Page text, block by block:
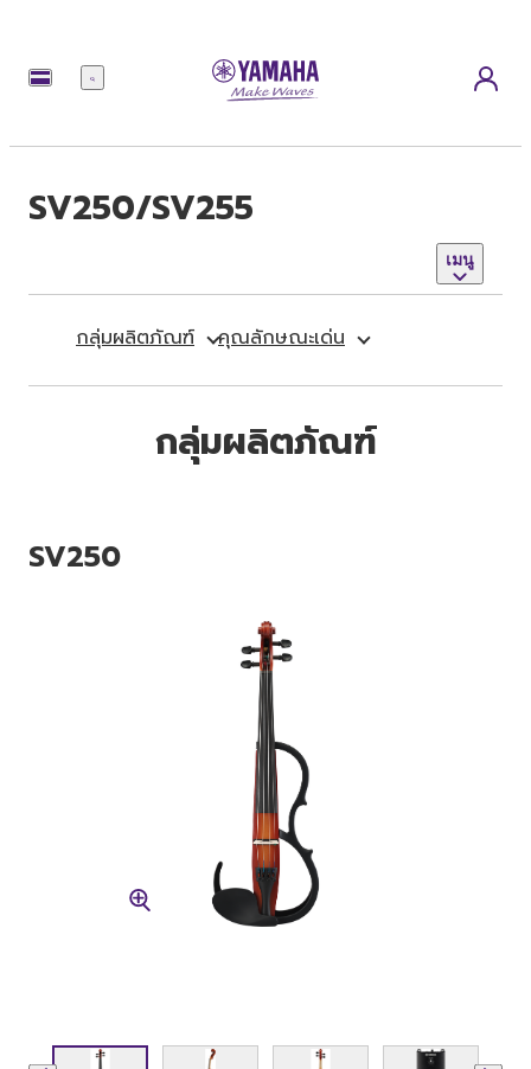
เมนู
SV250/SV255
เมนู
กลุ่มผลิตภัณฑ์ คุณลักษณะเด่น
กลุ่มผลิตภัณฑ์
SV250